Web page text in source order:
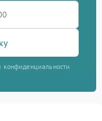
конфиденциальности